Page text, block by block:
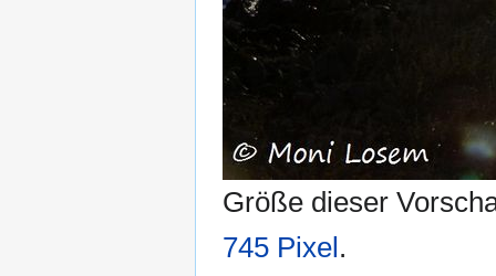
Größe dieser
745 Pixel.